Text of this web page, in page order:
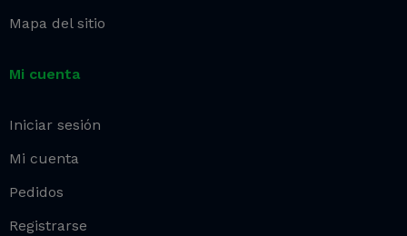
Mapa del sitio
Mi cuenta
Iniciar sesión
Mi cuenta
Pedidos
Registrarse